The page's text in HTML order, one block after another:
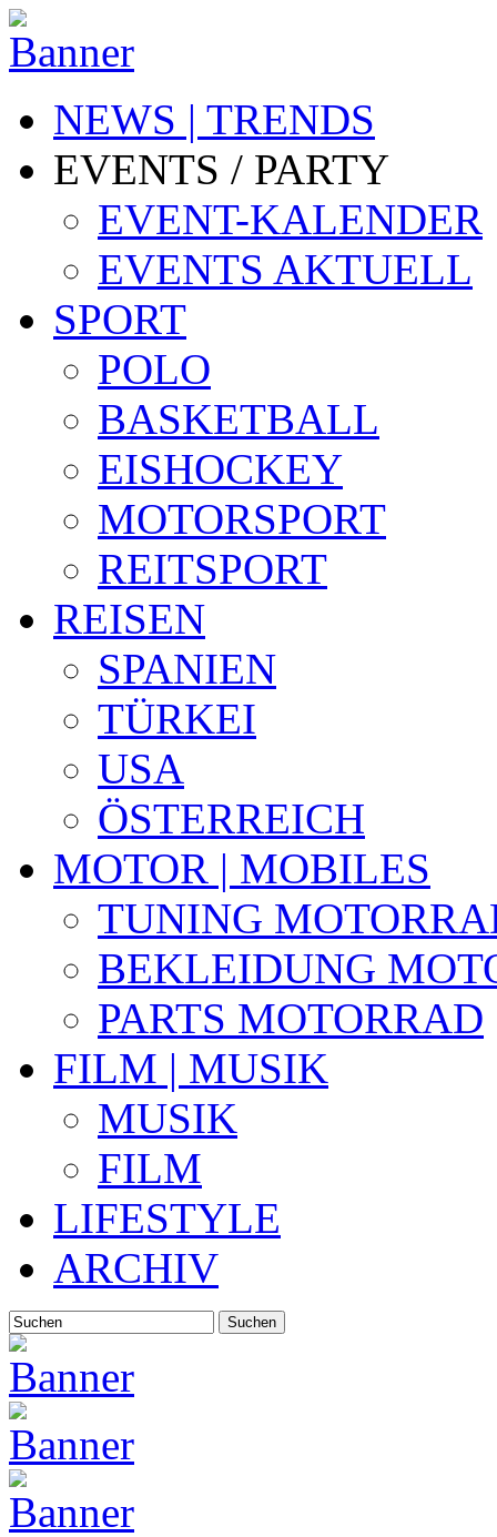
NEWS | TRENDS
EVENTS / PARTY
EVENT-KALENDER
EVENTS AKTUELL
SPORT
POLO
BASKETBALL
EISHOCKEY
MOTORSPORT
REITSPORT
REISEN
SPANIEN
TÜRKEI
USA
ÖSTERREICH
MOTOR | MOBILES
TUNING
BEKLEIDUNG
PARTS MOTORRAD
FILM | MUSIK
MUSIK
FILM
LIFESTYLE
ARCHIV
Suchen